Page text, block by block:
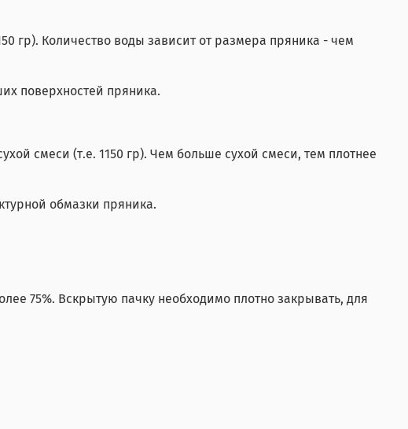
гр). Количество воды зависит от размера пряника - чем
поверхностей пряника.
смеси (т.е. 1150 гр). Чем больше сухой смеси, тем плотнее
обмазки пряника.
75%. Вскрытую пачку необходимо плотно закрывать, для